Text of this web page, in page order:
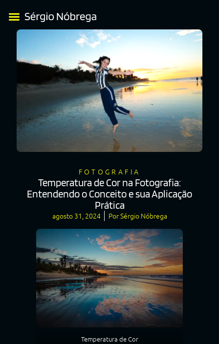
FOTOGRAFIA
Temperatura de Cor na Fotografia:
Entendendo o Conceito e sua Aplicação
Prática
agosto 31, 2024 PorSérgio Nóbrega
Temperatura de Cor